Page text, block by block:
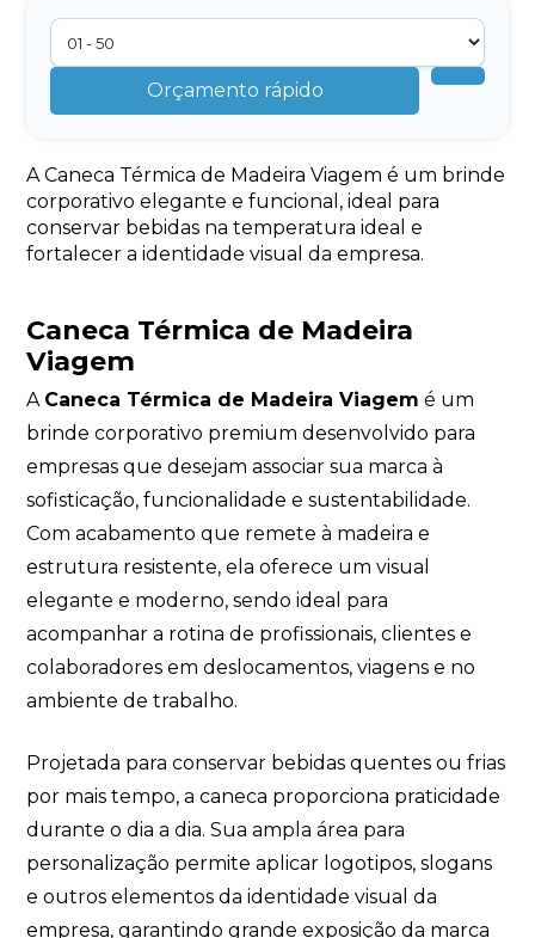
Orçamento rápido
A Caneca Térmica de Madeira Viagem é um brinde
corporativo elegante e funcional, ideal para
conservar bebidas na temperatura ideal e
fortalecer a identidade visual da empresa.
Caneca Térmica de Madeira
Viagem
A Caneca Térmica de Madeira Viagem é um
brinde corporativo premium desenvolvido para
empresas que desejam associar sua marca à
sofisticação, funcionalidade e sustentabilidade.
Com acabamento que remete à madeira e
estrutura resistente, ela oferece um visual
elegante e moderno, sendo ideal para
acompanhar a rotina de profissionais, clientes e
colaboradores em deslocamentos, viagens e no
ambiente de trabalho.
Projetada para conservar bebidas quentes ou frias
por mais tempo, a caneca proporciona praticidade
durante o dia a dia. Sua ampla área para
personalização permite aplicar logotipos, slogans
e outros elementos da identidade visual da
empresa, garantindo grande exposição da marca